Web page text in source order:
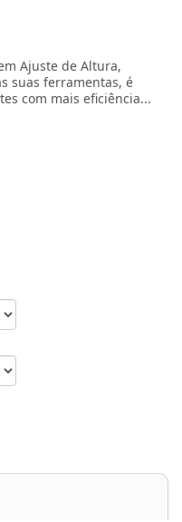
Ajuste de Altura,
suas ferramentas, é
com mais eficiência...